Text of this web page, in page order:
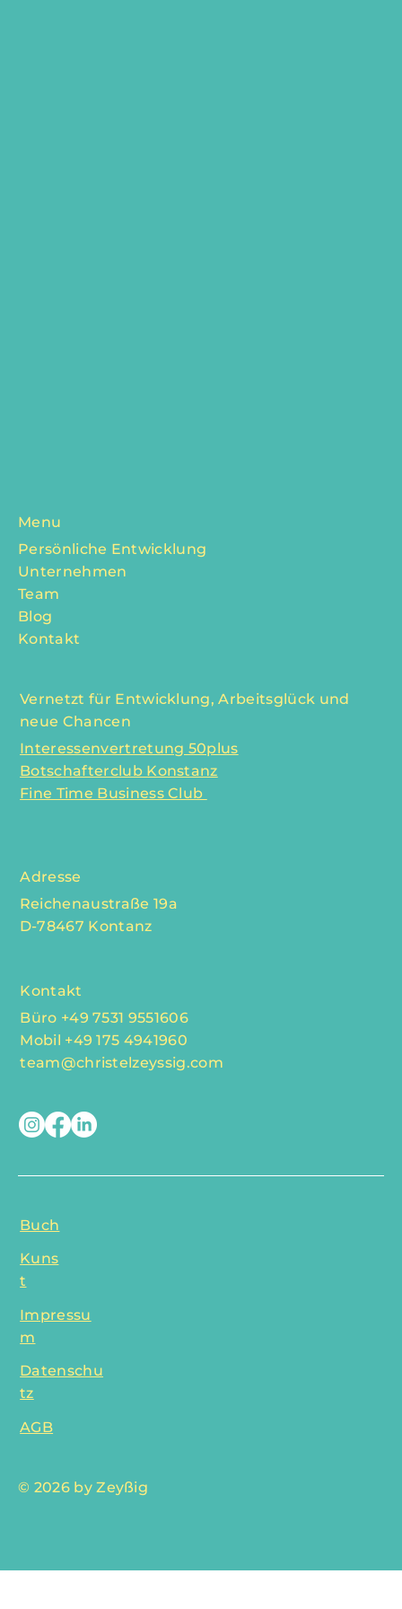
Menu
Persönliche Entwicklung
Unternehmen
Team
Blog
Kontakt
Vernetzt für Entwicklung, Arbeitsglück und
neue Chancen
Interessenvertretung 50plus
Botschafterclub Konstanz
Fine Time Business Club
Adresse
Reichenaustraße 19a
D-78467 Kontanz
Kontakt
Büro +49 7531 9551606
Mobil +49 175 4941960
team@christelzeyssig.com
Buch
Kuns
t
Impressu
m
Datenschu
tz
AGB
© 2026 by Zeyßig